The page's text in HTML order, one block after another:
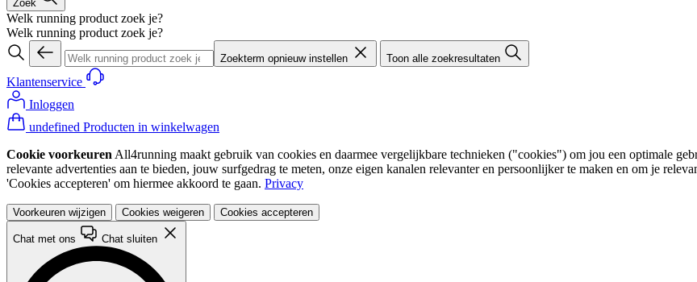
Zoek
Welk running product zoek je?
Welk running product zoek je?
Zoekterm opnieuw instellen Toon alle zoekresultaten
Klantenservice
Inloggen
undefined Producten in winkelwagen
Cookie voorkeuren All4running maakt gebruik van cookies en daarmee vergelijkbare technieken ("cookies") om jou een optimale
relevante advertenties aan te bieden, jouw surfgedrag te meten, onze eigen kanalen relevanter en persoonlijker te maken en om je
'Cookies accepteren' om hiermee akkoord te gaan. Privacy
Voorkeuren wijzigen Cookies weigeren Cookies accepteren
Chat met ons Chat sluiten